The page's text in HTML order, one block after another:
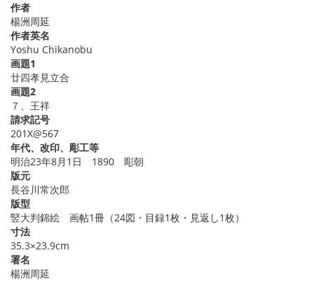
作者
楊洲周延
作者英名
Yoshu Chikanobu
画題1
廿四孝見立合
画題2
７、王祥
請求記号
201X@567
年代、改印、彫工等
明治23年8月1日 1890 彫朝
版元
長谷川常次郎
版型
竪大判錦絵 画帖1冊（24図・目録1枚・見返し1枚）
寸法
35.3×23.9cm
署名
楊洲周延